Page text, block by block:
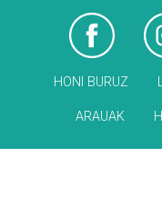
HONI BURUZ
ARAUAK